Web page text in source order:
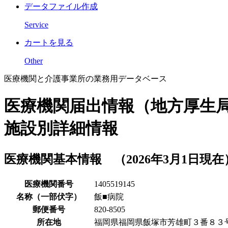
データファイル作成
Service
カートを見る
Other
医療機関と介護事業所の業務用データベース
医療機関届出情報（地方厚生局
施設別詳細情報
医療機関基本情報 （2026年3月1日現在
医療機関番号
1405519145
名称（一部伏字）
飯■病院
郵便番号
820-8505
所在地
福岡県福岡県飯塚市芳雄町３番８３